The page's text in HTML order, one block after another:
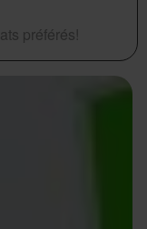
préférés!